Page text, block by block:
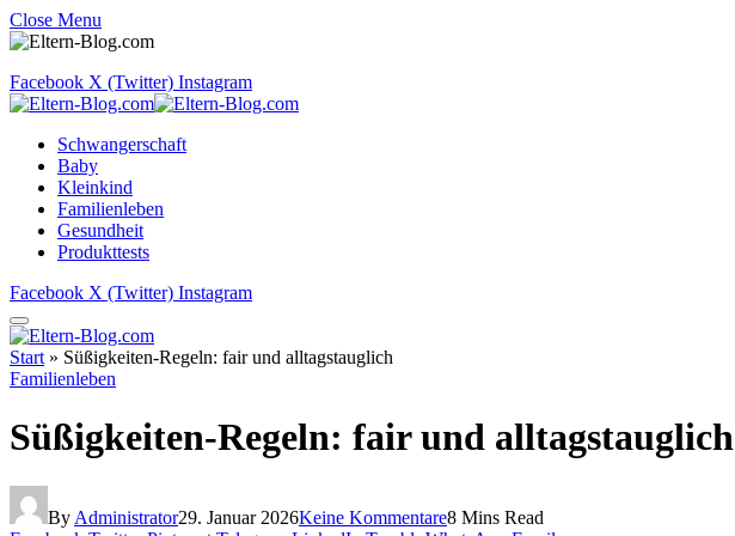
Close Menu
Facebook X (Twitter) Instagram
Schwangerschaft
Baby
Kleinkind
Familienleben
Gesundheit
Produkttests
Facebook X (Twitter) Instagram
Start » Süßigkeiten-Regeln: fair und alltagstauglich
Familienleben
Süßigkeiten-Regeln: fair und alltagstauglich
By Administrator29. Januar 2026Keine Kommentare8 Mins Read